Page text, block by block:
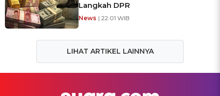
Langkah DPR
News | 22:01 WIB
LIHAT ARTIKEL LAINNYA